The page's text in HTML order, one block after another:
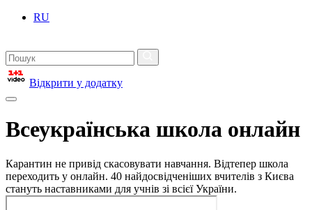
RU
Відкрити у додатку
Всеукраїнська школа онлайн
Карантин не привід скасовувати навчання. Відтепер школа
переходить у онлайн. 40 найдосвідченіших вчителів з Києва
стануть наставниками для учнів зі всієї України.